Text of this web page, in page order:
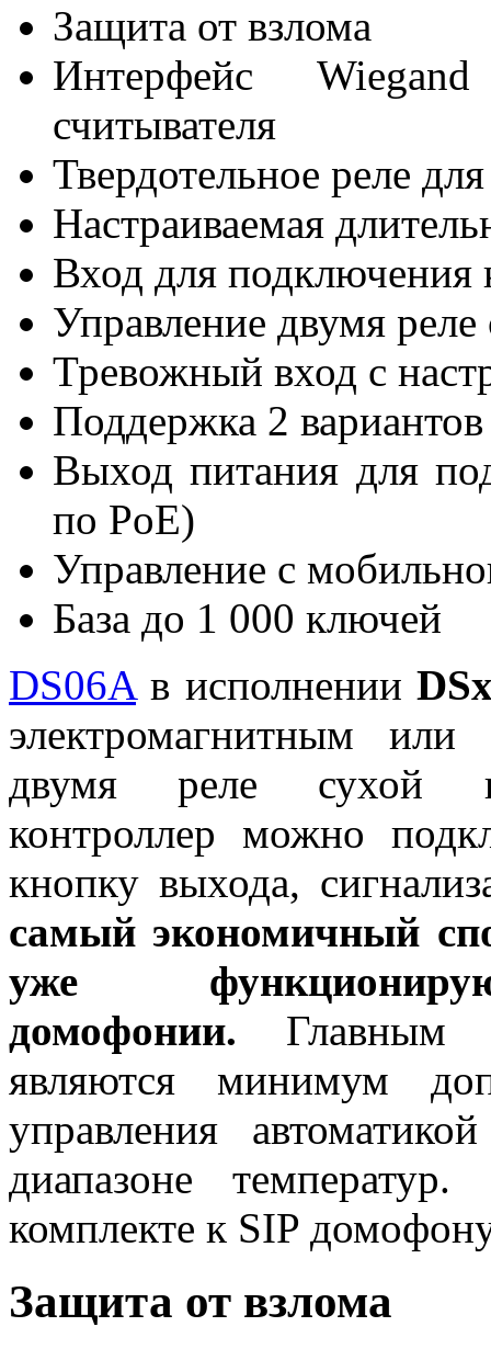
Защита от взлома
Интерфейс
считывателя
Твердотельное реле
Настраиваемая
Вход для подключения
Управление двумя
Тревожный вход с
Поддержка 2
Выход питания для
по PoE)
Управление с
База до 1 000 ключей
DS06Aв исполнении
электромагнитным или
двумя реле
контроллер можно
кнопку выхода,
самый экономичный
уже
домофонии. Главным
являются минимум
управления
диапазоне
комплекте к SIP
Защита от взлома